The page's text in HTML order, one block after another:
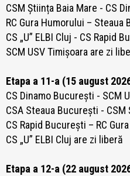
CSM Știința Baia Mare - CS
RC Gura Humorului – Steaua
CS „U” ELBI Cluj - CS Rapid
SCM USV Timișoara are zi
Etapa a 11-a (15 august
CS Dinamo București - SCM
CSA Steaua București - CSM
CS Rapid București – RC
CS „U” ELBI Cluj are zi liberă
Etapa a 12-a (22 august